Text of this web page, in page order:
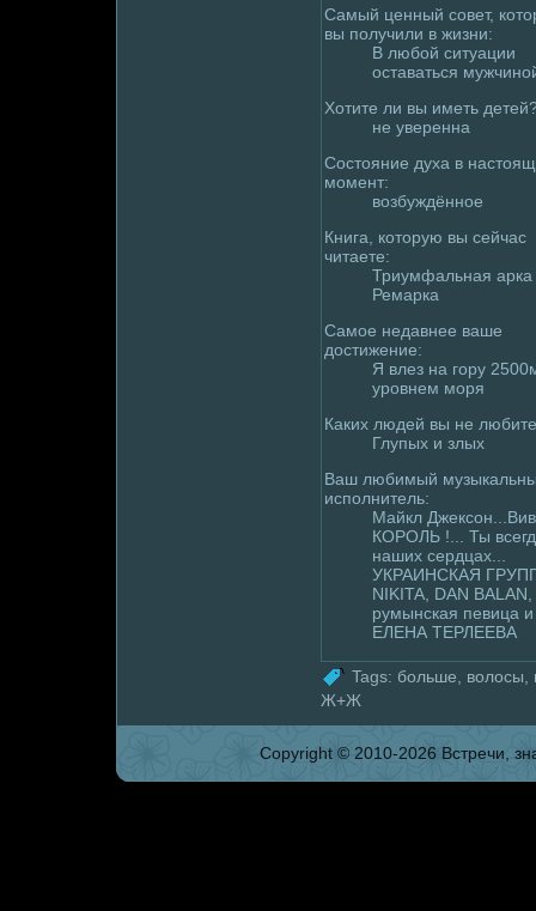
Самый ценный совет,
вы получили в жизни:
В любой ситуации
оставаться
Хотите ли вы иметь
не увеpeнна
Состояние духа в
момент:
возбуждённое
Книга, которую вы сейчас
читаете:
Триумфальная арка
Ремaрка
Самое недавнее ваше
дoстижение:
Я влез на гору
уpoвнем моря
Каких людей вы не
Глупых и злых
Ваш любимый
исполнитель:
Майкл
КОРОЛЬ !... Ты
наших сердцах...
УКРАИНСКАЯ
NIKITA, DAN BALAN,
румынская певица и
ЕЛЕНА ТЕРЛЕЕВА
Tags: больше волoсы
Ж+Ж
Copyright © 2010-2026 Встpeчи,